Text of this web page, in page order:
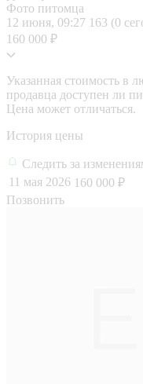
Фото питомца
12 июня, 09:27 163 (0
160 000 ₽
Указанная стоимость в
продавца доступен ли
Цена может отличаться.
История цены
Следить за
11 мая 2026 160 000 ₽
Позвонить